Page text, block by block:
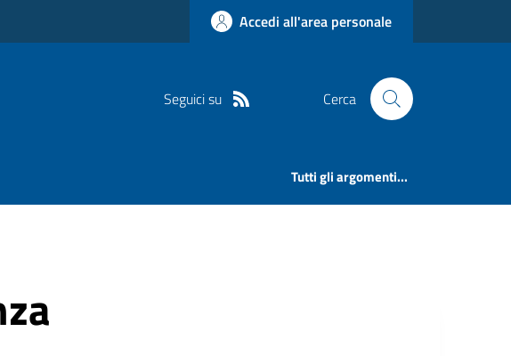
Accedi all'area personale
Seguici su Cerca
Tutti gli argomenti...